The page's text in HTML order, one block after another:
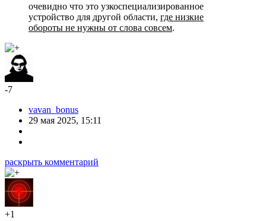
очевидно что это узкоспециализированное
устройство для другой области, где низкие
обороты не нужны от слова совсем.
-7
vavan_bonus
29 мая 2025, 15:11
раскрыть комментарий
+1